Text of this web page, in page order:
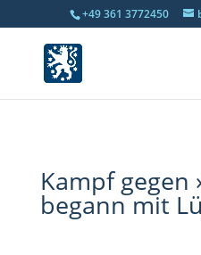
+49 361 3772450
Kampf gegen
begann mit